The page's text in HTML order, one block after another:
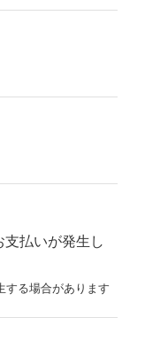
払いが発生し
する場合があります